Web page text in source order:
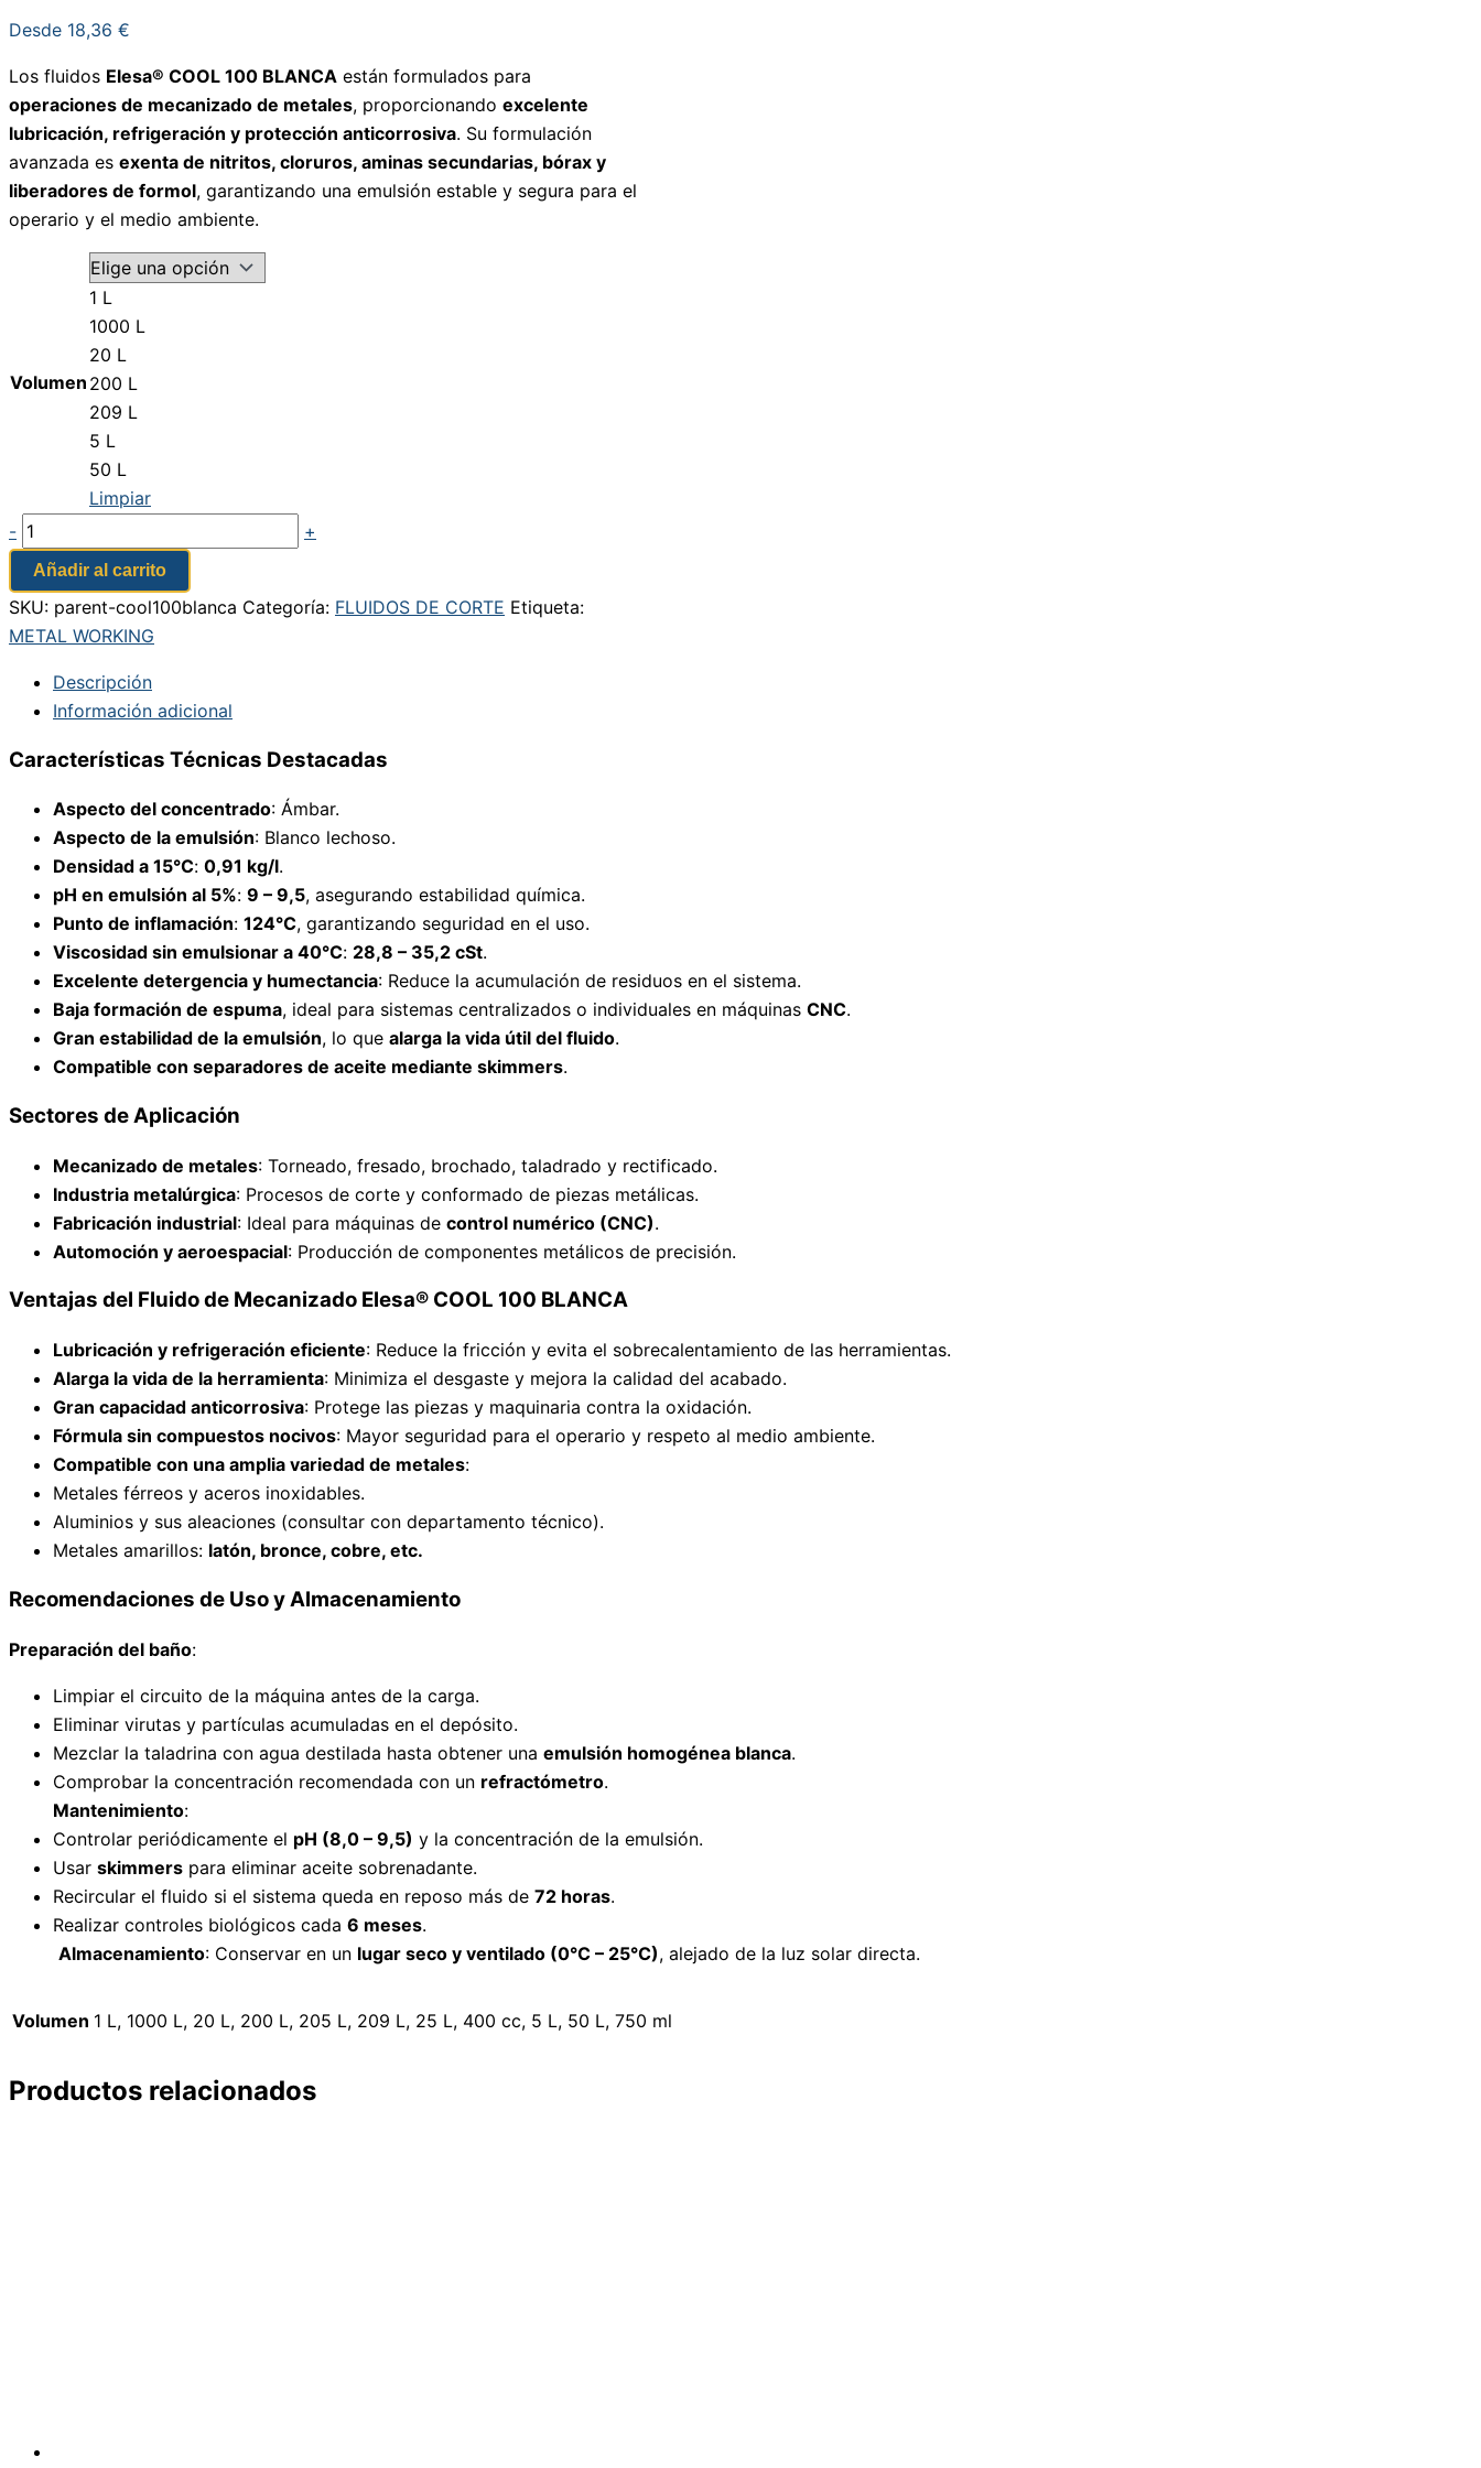
Desde 18,36 €
Los fluidos Elesa® COOL 100 BLANCA están formulados para
operaciones de mecanizado de metales, proporcionando excelente
lubricación, refrigeración y protección anticorrosiva. Su formulación
avanzada es exenta de nitritos, cloruros, aminas secundarias, bórax y
liberadores de formol, garantizando una emulsión estable y segura para el
operario y el medio ambiente.
Volumen
1 L
1000 L
20 L
200 L
209 L
5 L
50 L
Limpiar
-
+
Añadir al carrito
SKU: parent-cool100blanca Categoría: FLUIDOS DE CORTE Etiqueta:
METAL WORKING
Descripción
Información adicional
Características Técnicas Destacadas
Aspecto del concentrado: Ámbar.
Aspecto de la emulsión: Blanco lechoso.
Densidad a 15°C: 0,91 kg/l.
pH en emulsión al 5%: 9 – 9,5, asegurando estabilidad química.
Punto de inflamación: 124°C, garantizando seguridad en el uso.
Viscosidad sin emulsionar a 40°C: 28,8 – 35,2 cSt.
Excelente detergencia y humectancia: Reduce la acumulación de residuos en el sistema.
Baja formación de espuma, ideal para sistemas centralizados o individuales en máquinas CNC.
Gran estabilidad de la emulsión, lo que alarga la vida útil del fluido.
Compatible con separadores de aceite mediante skimmers.
Sectores de Aplicación
Mecanizado de metales: Torneado, fresado, brochado, taladrado y rectificado.
Industria metalúrgica: Procesos de corte y conformado de piezas metálicas.
Fabricación industrial: Ideal para máquinas de control numérico (CNC).
Automoción y aeroespacial: Producción de componentes metálicos de precisión.
Ventajas del Fluido de Mecanizado Elesa® COOL 100 BLANCA
Lubricación y refrigeración eficiente: Reduce la fricción y evita el sobrecalentamiento de las herramientas.
Alarga la vida de la herramienta: Minimiza el desgaste y mejora la calidad del acabado.
Gran capacidad anticorrosiva: Protege las piezas y maquinaria contra la oxidación.
Fórmula sin compuestos nocivos: Mayor seguridad para el operario y respeto al medio ambiente.
Compatible con una amplia variedad de metales:
Metales férreos y aceros inoxidables.
Aluminios y sus aleaciones (consultar con departamento técnico).
Metales amarillos: latón, bronce, cobre, etc.
Recomendaciones de Uso y Almacenamiento
Preparación del baño:
Limpiar el circuito de la máquina antes de la carga.
Eliminar virutas y partículas acumuladas en el depósito.
Mezclar la taladrina con agua destilada hasta obtener una emulsión homogénea blanca.
Comprobar la concentración recomendada con un refractómetro.
Mantenimiento:
Controlar periódicamente el pH (8,0 – 9,5) y la concentración de la emulsión.
Usar skimmers para eliminar aceite sobrenadante.
Recircular el fluido si el sistema queda en reposo más de 72 horas.
Realizar controles biológicos cada 6 meses.
Almacenamiento: Conservar en un lugar seco y ventilado (0°C – 25°C), alejado de la luz solar directa.
Volumen 1 L, 1000 L, 20 L, 200 L, 205 L, 209 L, 25 L, 400 cc, 5 L, 50 L, 750 ml
Productos relacionados